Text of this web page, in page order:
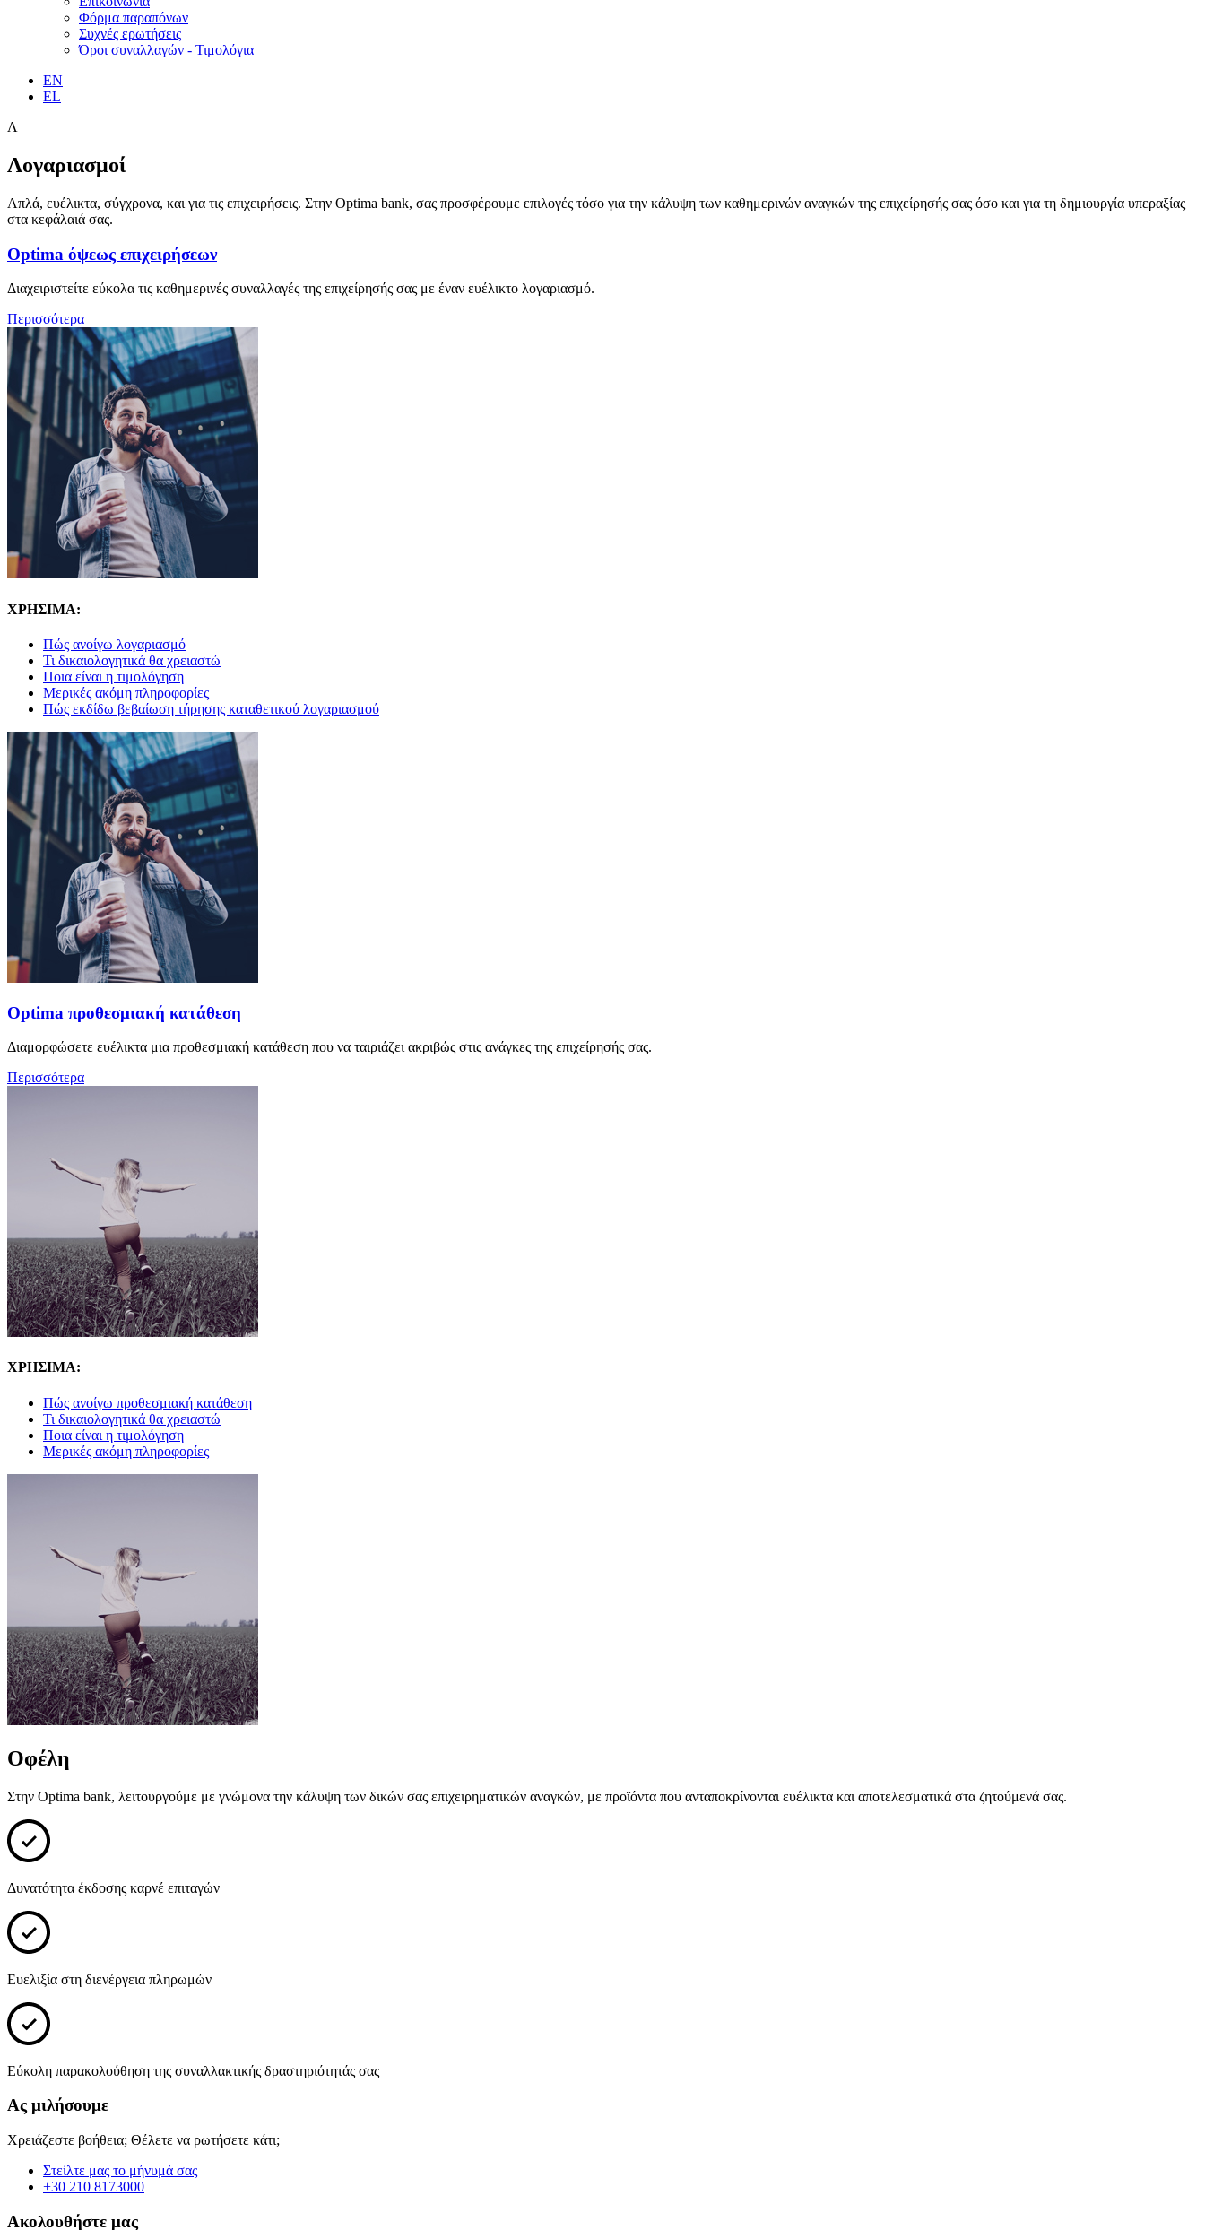
Φόρμα παραπόνων
Συχνές ερωτήσεις
Όροι συναλλαγών - Τιμολόγια
EN
EL
Λ
Λογαριασμοί
Απλά, ευέλικτα, σύγχρονα, και για τις επιχειρήσεις. Στην Optima bank, σας προσφέρουμε επιλογές τόσο για την κάλυψη των καθημερινών αναγκών της επιχείρησής σας όσο και για τη δημιουργία υπεραξίας
στα κεφάλαιά σας.
Optima όψεως επιχειρήσεων
Διαχειριστείτε εύκολα τις καθημερινές συναλλαγές της επιχείρησής σας με έναν ευέλικτο λογαριασμό.
Περισσότερα
ΧΡΗΣΙΜΑ:
Πώς ανοίγω λογαριασμό
Τι δικαιολογητικά θα χρειαστώ
Ποια είναι η τιμολόγηση
Μερικές ακόμη πληροφορίες
Πώς εκδίδω βεβαίωση τήρησης καταθετικού λογαριασμού
Optima προθεσμιακή κατάθεση
Διαμορφώσετε ευέλικτα μια προθεσμιακή κατάθεση που να ταιριάζει ακριβώς στις ανάγκες της επιχείρησής σας.
Περισσότερα
ΧΡΗΣΙΜΑ:
Πώς ανοίγω προθεσμιακή κατάθεση
Τι δικαιολογητικά θα χρειαστώ
Ποια είναι η τιμολόγηση
Μερικές ακόμη πληροφορίες
Οφέλη
Στην Optima bank, λειτουργούμε με γνώμονα την κάλυψη των δικών σας επιχειρηματικών αναγκών, με προϊόντα που ανταποκρίνονται ευέλικτα και αποτελεσματικά στα ζητούμενά σας.
Δυνατότητα έκδοσης καρνέ επιταγών
Ευελιξία στη διενέργεια πληρωμών
Εύκολη παρακολούθηση της συναλλακτικής δραστηριότητάς σας
Ας μιλήσουμε
Χρειάζεστε βοήθεια; Θέλετε να ρωτήσετε κάτι;
Στείλτε μας το μήνυμά σας
+30 210 8173000
Ακολουθήστε μας